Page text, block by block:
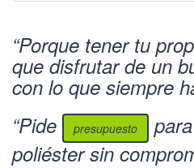
Porque tener tu
que disfrutar de un
con lo que siempre
Pide
presupuesto
poliéster sin